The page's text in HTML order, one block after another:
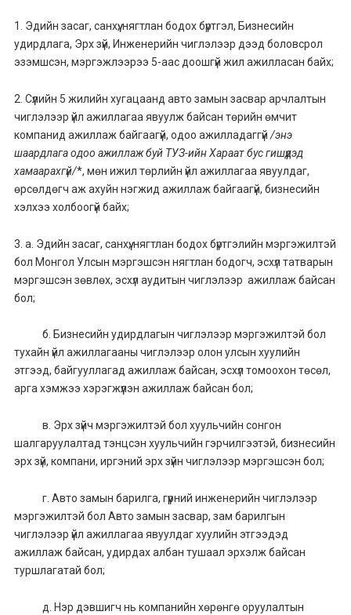
1. Эдийн засаг, санхүү, нягтлан бодох бүртгэл, Бизнесийн
удирдлага, Эрх зүй, Инженерийн чиглэлээр дээд боловсрол
эзэмшсэн, мэргэжлээрээ 5-аас доошгүй жил ажилласан байх;
2. Сүүлийн 5 жилийн хугацаанд авто замын засвар арчлалтын
чиглэлээр үйл ажиллагаа явуулж байсан төрийн өмчит
компанид ажиллаж байгаагүй, одоо ажилладаггүй /энэ
шаардлага одоо ажиллаж буй ТУЗ-ийн Хараат бус гишүүдэд
хамаарахгүй/*, мөн ижил төрлийн үйл ажиллагаа явуулдаг,
өрсөлдөгч аж ахуйн нэгжид ажиллаж байгаагүй, бизнесийн
хэлхээ холбоогүй байх;
3. а. Эдийн засаг, санхүү, нягтлан бодох бүртгэлийн мэргэжилтэй
бол Монгол Улсын мэргэшсэн нягтлан бодогч, эсхүл татварын
мэргэшсэн зөвлөх, эсхүл аудитын чиглэлээр ажиллаж байсан
бол;
б. Бизнесийн удирдлагын чиглэлээр мэргэжилтэй бол
тухайн үйл ажиллагааны чиглэлээр олон улсын хуулийн
этгээд, байгууллагад ажиллаж байсан, эсхүл томоохон төсөл,
арга хэмжээ хэрэгжүүлэн ажиллаж байсан бол;
в. Эрх зүйч мэргэжилтэй бол хуульчийн сонгон
шалгаруулалтад тэнцсэн хуульчийн гэрчилгээтэй, бизнесийн
эрх зүй, компани, иргэний эрх зүйн чиглэлээр мэргэшсэн бол;
г. Авто замын барилга, гүүрний инженерийн чиглэлээр
мэргэжилтэй бол Авто замын засвар, зам барилгын
чиглэлээр үйл ажиллагаа явуулдаг хуулийн этгээдэд
ажиллаж байсан, удирдах албан тушаал эрхэлж байсан
туршлагатай бол;
д. Нэр дэвшигч нь компанийн хөрөнгө оруулалтын